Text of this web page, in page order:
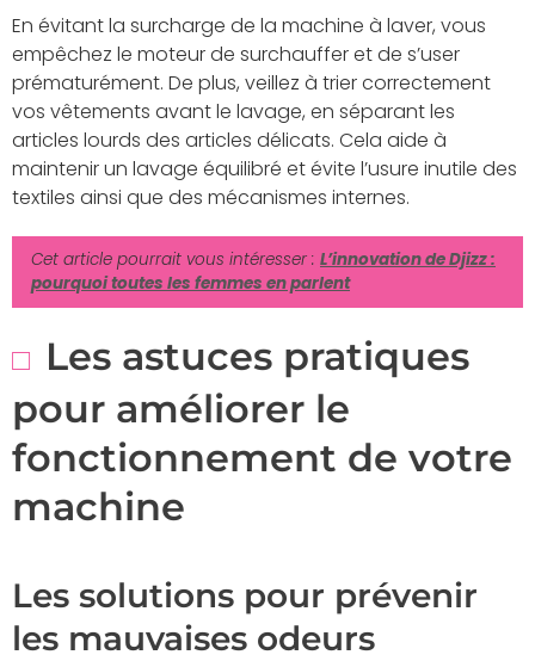
En évitant la surcharge de la machine à laver, vous
empêchez le moteur de surchauffer et de s’user
prématurément. De plus, veillez à trier correctement
vos vêtements avant le lavage, en séparant les
articles lourds des articles délicats. Cela aide à
maintenir un lavage équilibré et évite l’usure inutile des
textiles ainsi que des mécanismes internes.
Cet article pourrait vous intéresser : L’innovation de Djizz :
pourquoi toutes les femmes en parlent
Les astuces pratiques
pour améliorer le
fonctionnement de votre
machine
Les solutions pour prévenir
les mauvaises odeurs